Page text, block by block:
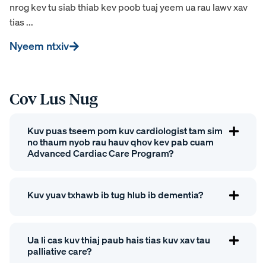
nrog kev tu siab thiab kev poob tuaj yeem ua rau lawv xav
tias ...
Nyeem ntxiv
Cov Lus Nug
Kuv puas tseem pom kuv cardiologist tam sim
no thaum nyob rau hauv qhov kev pab cuam
Advanced Cardiac Care Program?
Kuv yuav txhawb ib tug hlub ib dementia?
Ua li cas kuv thiaj paub hais tias kuv xav tau
palliative care?